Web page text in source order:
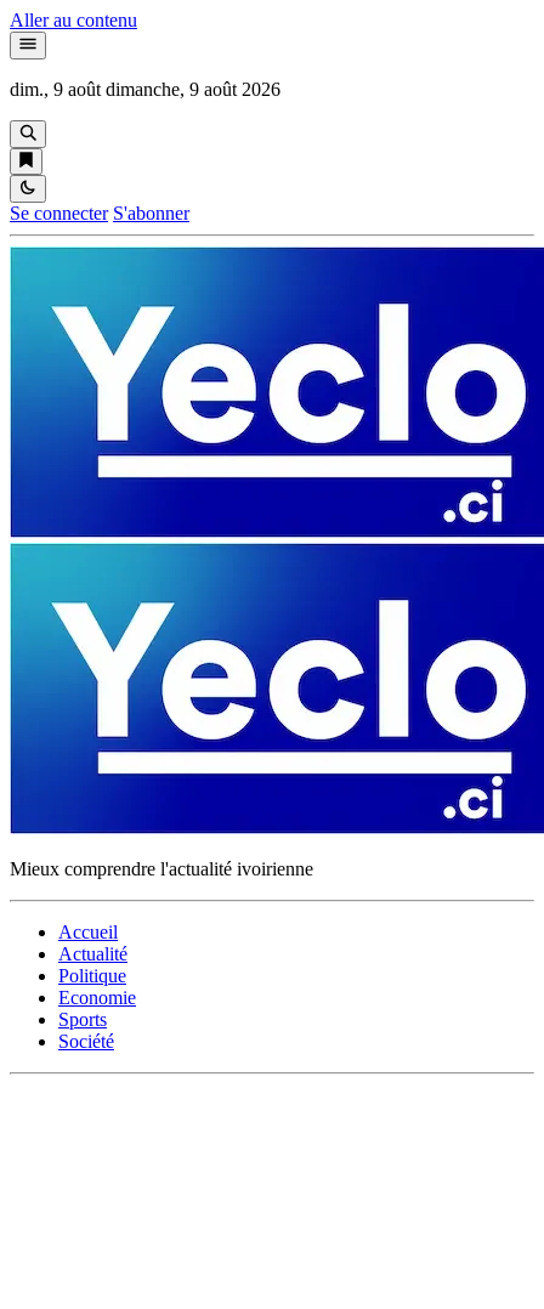
Aller au contenu
dim., 9 août dimanche, 9 août 2026
Se connecter S'abonner
Mieux comprendre l'actualité ivoirienne
Accueil
Actualité
Politique
Economie
Sports
Société